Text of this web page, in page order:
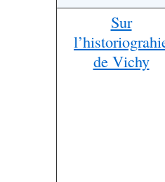
Sur
de Vichy